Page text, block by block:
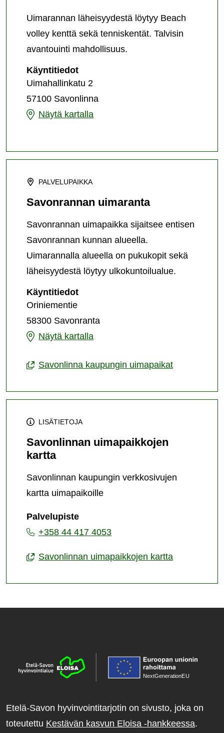
Uimarannan läheisyydestä löytyy Beach
volley kenttä sekä tenniskentät. Talvisin
avantouinti mahdollisuus.
KäyntitiedotSavonniemen
uimaranta
Saimaan
uimaranta)
Uimahallinkatu 2
57100 Savonlinna
Näytä kartalla
Savonniemen
Saimaan
uimaranta)
PALVELUPAIKKA
Savonrannan uimaranta
Savonrannan uimapaikka sijaitsee entisen
Savonrannan kunnan alueella.
Uimarannalla alueella on pukukopit sekä
läheisyydestä löytyy ulkokuntoilualue.
KäyntitiedotSavonrannan
Oriniementie
58300 Savonranta
Näytä kartalla
Savonrannan
Savonlinna kaupungin uimapaikat
LISÄTIETOJA
Savonlinnan uimapaikkojen
kartta
Savonlinnan kaupungin verkkosivujen
kartta uimapaikoille
Palvelupiste
+358 44 417 4053
Savonlinnan uimapaikkojen kartta
NextGenerationEU
Etelä-Savon hyvinvointitarjotin on sivusto, joka on
toteutettu Kestävän kasvun Eloisa -hankkeessa.